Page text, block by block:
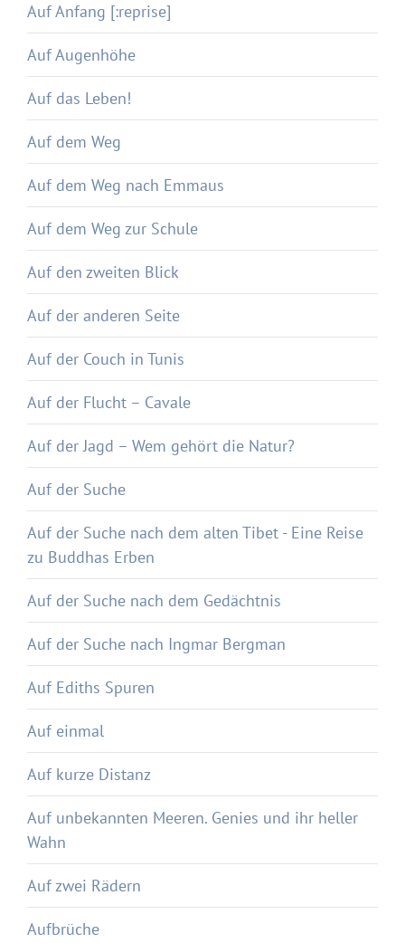
Auf Anfang [:reprise]
Auf Augenhöhe
Auf das Leben!
Auf dem Weg
Auf dem Weg nach Emmaus
Auf dem Weg zur Schule
Auf den zweiten Blick
Auf der anderen Seite
Auf der Couch in Tunis
Auf der Flucht – Cavale
Auf der Jagd – Wem gehört die Natur?
Auf der Suche
Auf der Suche nach dem alten Tibet - Eine Reise
zu Buddhas Erben
Auf der Suche nach dem Gedächtnis
Auf der Suche nach Ingmar Bergman
Auf Ediths Spuren
Auf einmal
Auf kurze Distanz
Auf unbekannten Meeren. Genies und ihr heller
Wahn
Auf zwei Rädern
Aufbrüche